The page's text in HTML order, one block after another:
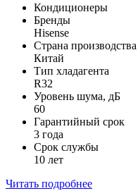
Кондиционеры
Бренды
Hisense
Страна производства
Китай
Тип хладагента
R32
Уровень шума, дБ
60
Гарантийный срок
3 года
Срок службы
10 лет
Читать подробнее